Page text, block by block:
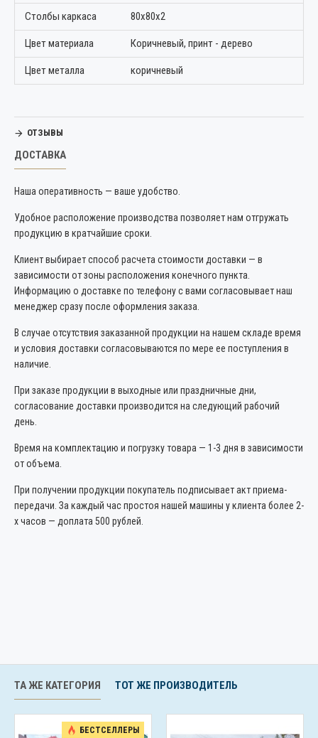
Столбы каркаса 80х80х2
Цвет материала Коричневый, принт - дерево
Цвет металла коричневый
ОТЗЫВЫ
ДОСТАВКА
Наша оперативность — ваше удобство.
Удобное расположение производства позволяет нам отгружать
продукцию в кратчайшие сроки.
Клиент выбирает способ расчета стоимости доставки — в
зависимости от зоны расположения конечного пункта.
Информацию о доставке по телефону с вами согласовывает наш
менеджер сразу после оформления заказа.
В случае отсутствия заказанной продукции на нашем складе время
и условия доставки согласовываются по мере ее поступления в
наличие.
При заказе продукции в выходные или праздничные дни,
согласование доставки производится на следующий рабочий
день.
Время на комплектацию и погрузку товара — 1-3 дня в зависимости
от объема.
При получении продукции покупатель подписывает акт приема-
передачи. За каждый час простоя нашей машины у клиента более 2-
х часов — доплата 500 рублей.
ТА ЖЕ КАТЕГОРИЯ ТОТ ЖЕ ПРОИЗВОДИТЕЛЬ
БЕСТСЕЛЛЕРЫ